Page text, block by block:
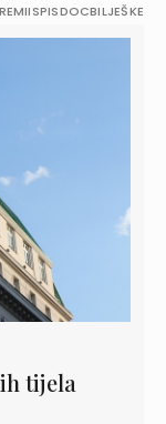
ISPISDOCBILJEŠKE
tijela